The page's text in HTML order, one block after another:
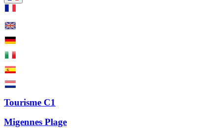
Tourisme C1
Migennes Plage